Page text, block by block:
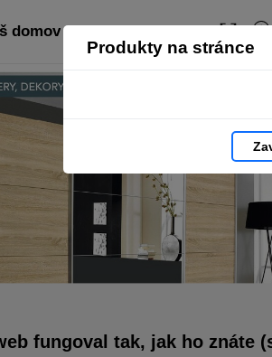
Produkty na stránce
domov
fungoval tak, jak ho znáte